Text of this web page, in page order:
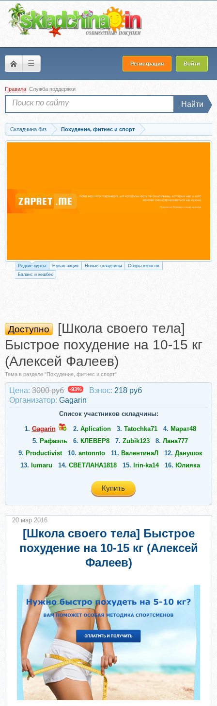
☰ Регистрация Войти
Правила Служба поддержки
Найти
Складчина биз
Похудение, фитнес и спорт
Скачать [Школа своего тела] Быстрое похудение на 10-15 кг (Алексей Фалeeв)
Редкие курсы Новая акция Новые складчины
Сборы взносов
Баланс и кешбек
Доступно
[Школа своего тела]
Быстрое похудение на 10-15 кг
(Алексей Фалeeв)
Тема в разделе "Похудение, фитнес и спорт"
Цена: 3000 руб -93% Взнос: 218 руб
Организатор: Gagarin
Список участников складчины:
1. Gagarin 2. Aplication 3. Tatochka71 4. Марат48
5. Рафаэль 6. КЛЕВЕР8 7. Zubik123 8. Лана777
9. Productivist 10. antonnto 11. ВалентинаЛ 12. Данушок
13. lumaru 14. СВЕТЛАНА1818 15. Irin-ka14 16. Юлияка
Купить
[Школа своего тела] Быстрое
похудение на 10-15 кг (Алексей
Фалeeв)
20 мар 2016